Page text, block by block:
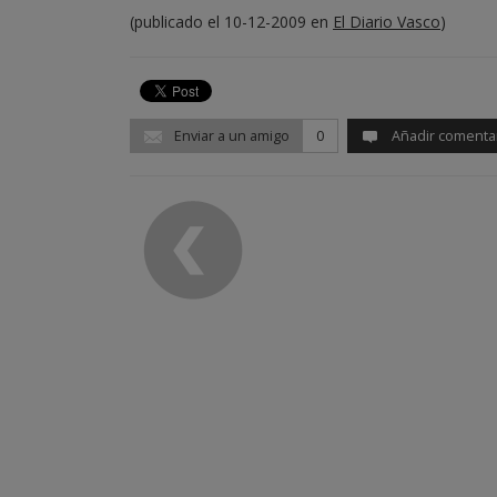
(publicado el 10-12-2009 en El Diario Vasco)
Enviar a un amigo 0 Añadir